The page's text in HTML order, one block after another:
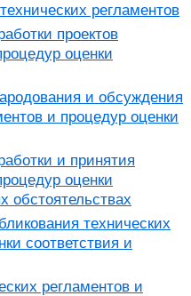
регламентов
проектов
оценки
и обсуждения
и процедур оценки
и принятия
оценки
обстоятельствах
технических
соответствия и
регламентов и